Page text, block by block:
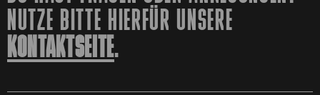
NUTZE BITTE HIERFÜR UNSERE
KONTAKTSEITE.